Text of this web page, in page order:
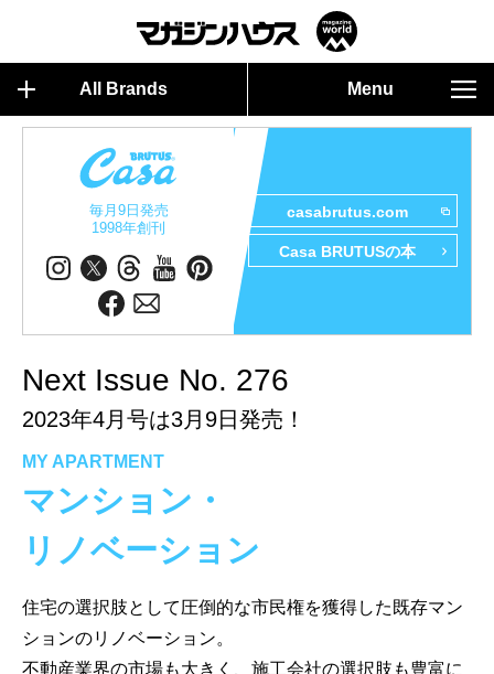
All Brands Menu
毎月9日発売
1998年創刊
casabrutus.com
Casa BRUTUSの本
Next Issue No. 276
2023年4月号は3月9日発売！
MY APARTMENT
マンション・
リノベーション
住宅の選択肢として圧倒的な市民権を獲得した既存マン
ションのリノベーション。
不動産業界の市場も大きく、施工会社の選択肢も豊富に